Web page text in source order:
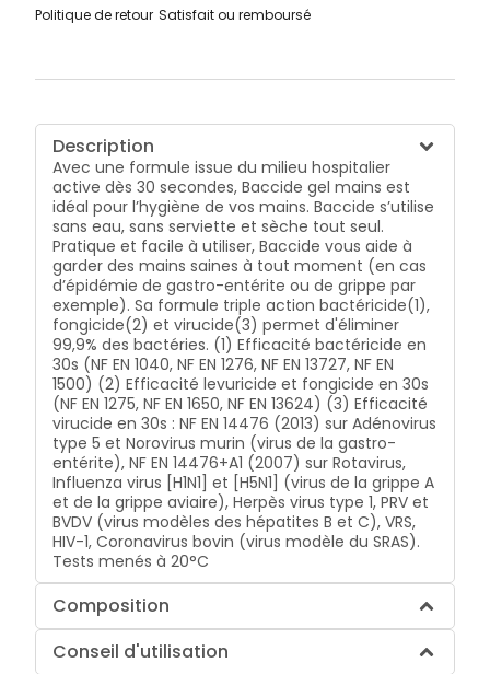
Politique de retour Satisfait ou remboursé
Description
Avec une formule issue du milieu hospitalier
active dès 30 secondes, Baccide gel mains est
idéal pour l’hygiène de vos mains. Baccide s’utilise
sans eau, sans serviette et sèche tout seul.
Pratique et facile à utiliser, Baccide vous aide à
garder des mains saines à tout moment (en cas
d’épidémie de gastro-entérite ou de grippe par
exemple). Sa formule triple action bactéricide(1),
fongicide(2) et virucide(3) permet d'éliminer
99,9% des bactéries. (1) Efficacité bactéricide en
30s (NF EN 1040, NF EN 1276, NF EN 13727, NF EN
1500) (2) Efficacité levuricide et fongicide en 30s
(NF EN 1275, NF EN 1650, NF EN 13624) (3) Efficacité
virucide en 30s : NF EN 14476 (2013) sur Adénovirus
type 5 et Norovirus murin (virus de la gastro-
entérite), NF EN 14476+A1 (2007) sur Rotavirus,
Influenza virus [H1N1] et [H5N1] (virus de la grippe A
et de la grippe aviaire), Herpès virus type 1, PRV et
BVDV (virus modèles des hépatites B et C), VRS,
HIV-1, Coronavirus bovin (virus modèle du SRAS).
Tests menés à 20°C
Composition
Conseil d'utilisation